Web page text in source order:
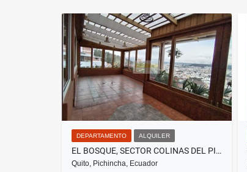
DEPARTAMENTO ALQUILER
EL BOSQUE, SECTOR COLINAS DEL PICHINCHA, DEPARTAMENTO EN RENTA, 560M2
Quito, Pichincha, Ecuador